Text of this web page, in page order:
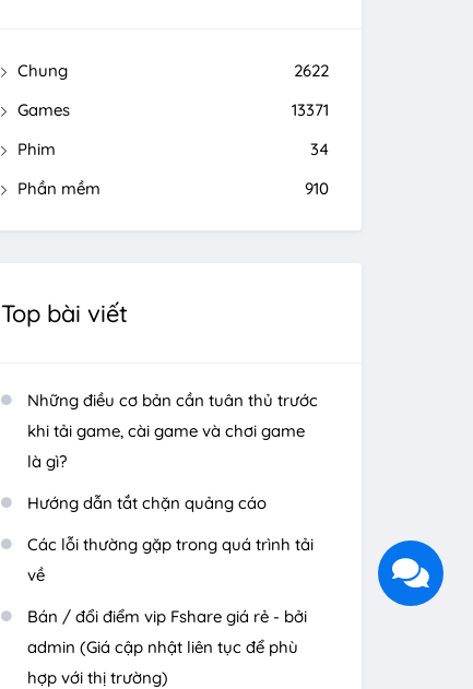
Chung
2622
Games
13371
Phim
34
Phần mềm
910
Top bài viết
Những điều cơ bản cần tuân thủ trước
khi tải game, cài game và chơi game
là gì?
Hướng dẫn tắt chặn quảng cáo
Các lỗi thường gặp trong quá trình tải
về
Bán / đổi điểm vip Fshare giá rẻ - bởi
admin (Giá cập nhật liên tục để phù
hợp với thị trường)